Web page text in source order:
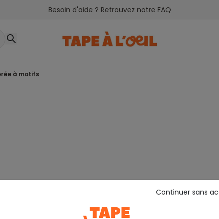
Besoin d'aide ? Retrouvez notre FAQ
à motifs
Continuer sans